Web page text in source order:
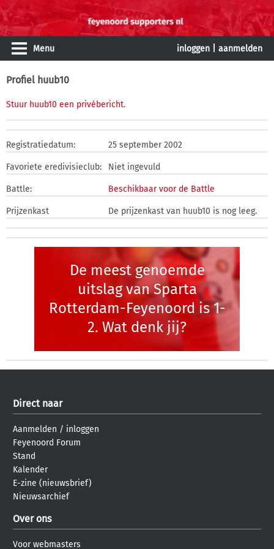
Menu inloggen aanmelden
Profiel huub10
Stuur huub10 een privébericht.
Registratiedatum: 25 september 2002
Favoriete eredivisieclub: Niet ingevuld
Battle: Beschikbaar voor de Battle
Prijzenkast De prijzenkast van huub10 is nog leeg.
De meest genoemde
uitslag van Sparta
Rotterdam-Feyenoord is 1-
2. Wat denk jij?
Direct naar
Aanmelden / inloggen
Feyenoord Forum
Stand
Kalender
E-zine (nieuwsbrief)
Nieuwsarchief
Over ons
Voor webmasters